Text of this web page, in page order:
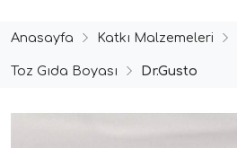
Anasayfa Katkı Malzemeleri
Toz Gıda Boyası Dr.Gusto